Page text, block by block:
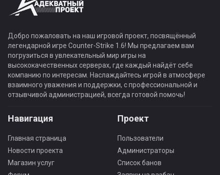
Добро пожаловать на наш игровой проект, посвящённый
легендарной игре Counter-Strike 1.6! Мы предлагаем вам
погрузиться в увлекательный мир игры на
высококачественных серверах, где каждый найдёт себе
компанию по интересам. Наслаждайтесь игрой в атмосфере
взаимного уважения и поддержки, с профессиональной и
отзывчивой администрацией, всегда готовой помочь!
Навигация
Главная страница
Новости проекта
Магазин услуг
Проект
Пользователи
Администраторы
Список банов